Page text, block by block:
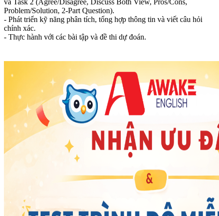
Problem/Solution, 2-Part Question).
- Phát triển kỹ năng phân tích, tổng hợp thông tin và viết câu hỏi
chính xác.
- Thực hành với các bài tập và đề thi dự đoán.